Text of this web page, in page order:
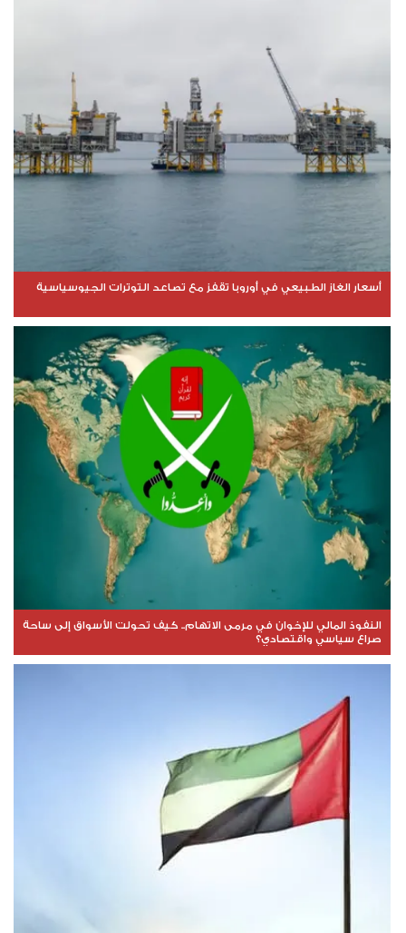
أسعار الغاز الطبيعي في أوروبا تقفز مع تصاعد التوترات الجيوسياسية
النفوذ المالي للإخوان في مرمى الاتهام.. كيف تحولت الأسواق إلى ساحة
صراع سياسي واقتصادي؟